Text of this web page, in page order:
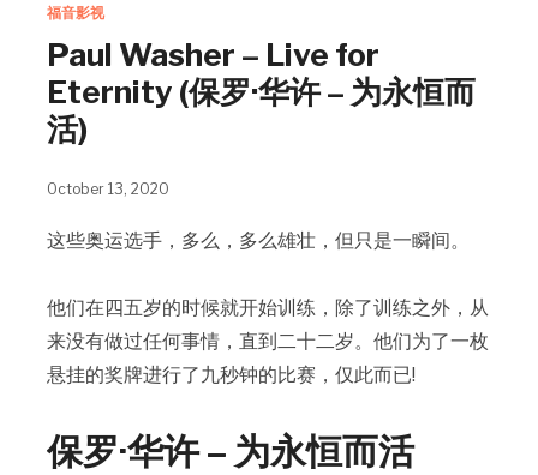
福音影视
Paul Washer – Live for
Eternity (保罗·华许 – 为永恒而
活)
October 13, 2020
这些奥运选手，多么，多么雄壮，但只是一瞬间。
他们在四五岁的时候就开始训练，除了训练之外，从
来没有做过任何事情，直到二十二岁。他们为了一枚
悬挂的奖牌进行了九秒钟的比赛，仅此而已!
保罗·华许 – 为永恒而活